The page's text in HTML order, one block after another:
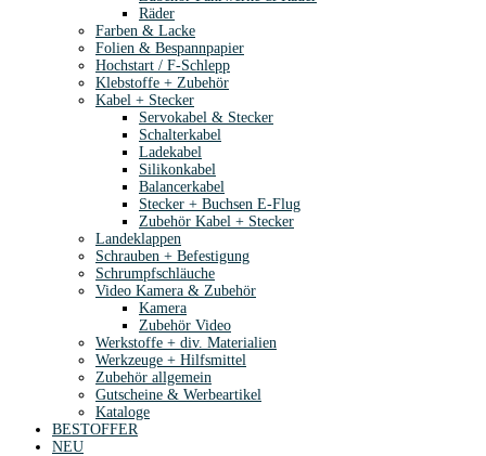
Räder
Farben & Lacke
Folien & Bespannpapier
Hochstart / F-Schlepp
Klebstoffe + Zubehör
Kabel + Stecker
Servokabel & Stecker
Schalterkabel
Ladekabel
Silikonkabel
Balancerkabel
Stecker + Buchsen E-Flug
Zubehör Kabel + Stecker
Landeklappen
Schrauben + Befestigung
Schrumpfschläuche
Video Kamera & Zubehör
Kamera
Zubehör Video
Werkstoffe + div. Materialien
Werkzeuge + Hilfsmittel
Zubehör allgemein
Gutscheine & Werbeartikel
Kataloge
BESTOFFER
NEU